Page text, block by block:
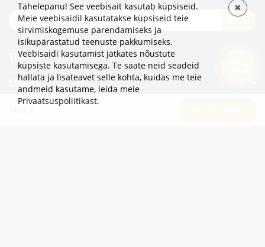
TELLI
TEAVE
LISAKS
KATEGOORIAD
Tähelepanu! See veebisait kasutab küpsiseid.
Meie veebisaidil kasutatakse küpsiseid teie
sirvimiskogemuse parendamiseks ja
isikupärastatud teenuste pakkumiseks.
Veebisaidi kasutamist jätkates nõustute
küpsiste kasutamisega. Te saate neid seadeid
hallata ja lisateavet selle kohta, kuidas me teie
andmeid kasutame, leida meie
Privaatsuspoliitikast.
✖